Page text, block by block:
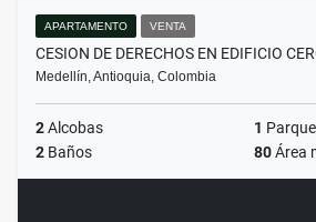
APARTAMENTO VENTA
CESION DE DERECHOS EN EDIFICIO
Medellín, Antioquia, Colombia
2Alcobas 1
2 Baños 80Área